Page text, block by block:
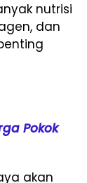
nutrisi
dan
Pokok
akan